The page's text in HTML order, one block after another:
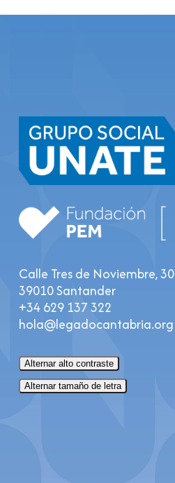
Calle Tres de Noviembre, 30
39010 Santander
+34 629 137 322
hola@legadocantabria.org
Alternar alto contraste
Alternar tamaño de letra